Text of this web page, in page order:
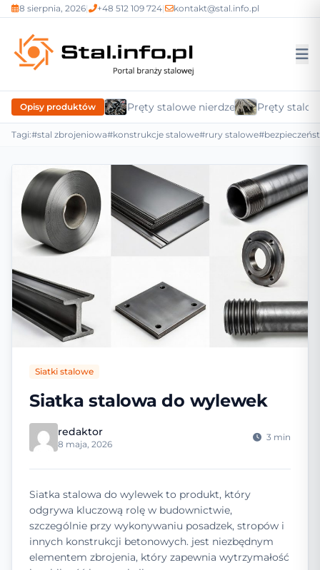
8 sierpnia, 2026| +48 512 109 724| kontakt@stal.info.pl
Opisy produktów Pręty stalowe nierdzewnePręty
Tagi:#stal zbrojeniowa#konstrukcje stalowe#rury stalowe
Siatki stalowe
Siatka stalowa do wylewek
redaktor
8 maja, 2026
3 min
Siatka stalowa do wylewek to produkt, który
odgrywa kluczową rolę w budownictwie,
szczególnie przy wykonywaniu posadzek, stropów i
innych konstrukcji betonowych. jest niezbędnym
elementem zbrojenia, który zapewnia wytrzymałość